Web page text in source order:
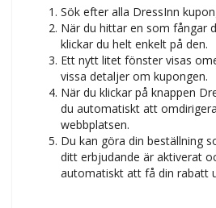
Sök efter alla DressInn
När du hittar en som fångar
klickar du helt enkelt på den.
Ett nytt litet fönster visas
vissa detaljer om kupongen.
När du klickar på knappen
du automatiskt att
webbplatsen.
Du kan göra din beställning
ditt erbjudande är aktiverat
automatiskt att få din rabatt